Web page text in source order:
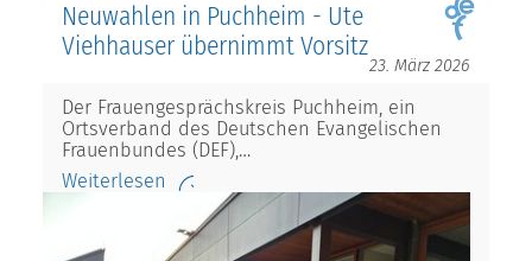
Neuwahlen in Puchheim - Ute
Viehhauser übernimmt Vorsitz
23. März 2026
Der Frauengesprächskreis Puchheim, ein
Ortsverband des Deutschen Evangelischen
Frauenbundes (DEF),…
Weiterlesen